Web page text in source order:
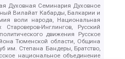
Духовная Семинария Духовное
Вилайат Кабарды, Балкарии и
воли народа, Национальная
Инглингов, Русский
движения Русское
Тюменской области, Община
им. Степана Бандеры, Братство,
национальное объединение